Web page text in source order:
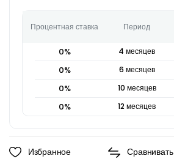
Процентная ставка Период
0% 4 месяцев
0% 6 месяцев
0% 10 месяцев
0% 12месяцев
Избранное Сравнивать